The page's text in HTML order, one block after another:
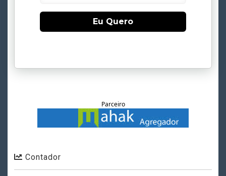
Eu Quero
Parceiro
Contador